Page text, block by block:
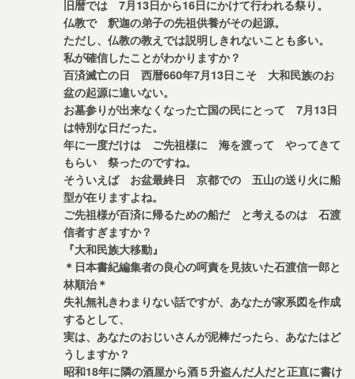
旧暦では 7月13日から16日にかけて行われる祭り。
仏教で 釈迦の弟子の先祖供養がその起源。
ただし、仏教の教えでは説明しきれないことも多い。
私が確信したことがわかりますか？
百済滅亡の日 西暦660年7月13日こそ 大和民族のお
盆の起源に違いない。
お墓参りが出来なくなった亡国の民にとって 7月13日
は特別な日だった。
年に一度だけは ご先祖様に 海を渡って やってきて
もらい 祭ったのですね。
そういえば お盆最終日 京都での 五山の送り火に船
型が在りますよね。
ご先祖様が百済に帰るための船だ と考えるのは 石渡
信者すぎますか？
『大和民族大移動』
＊日本書紀編集者の良心の呵責を見抜いた石渡信一郎と
林順治＊
失礼無礼きわまりない話ですが、あなたが家系図を作成
するとして、
実は、あなたのおじいさんが泥棒だったら、あなたはど
うしますか？
昭和18年に隣の酒屋から酒５升盗んだ人だと正直に書け